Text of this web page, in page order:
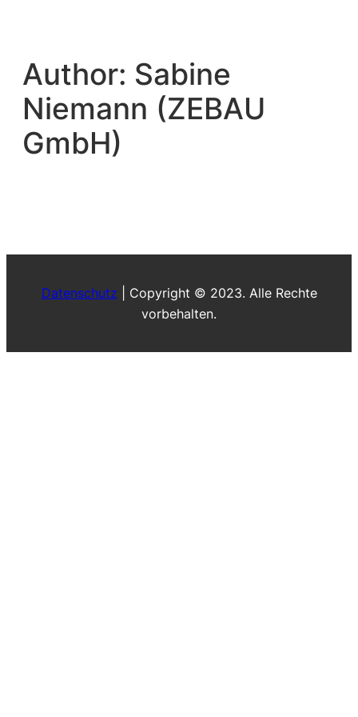
Author: Sabine
Niemann (ZEBAU
GmbH)
Datenschutz | Copyright © 2023. Alle Rechte
vorbehalten.